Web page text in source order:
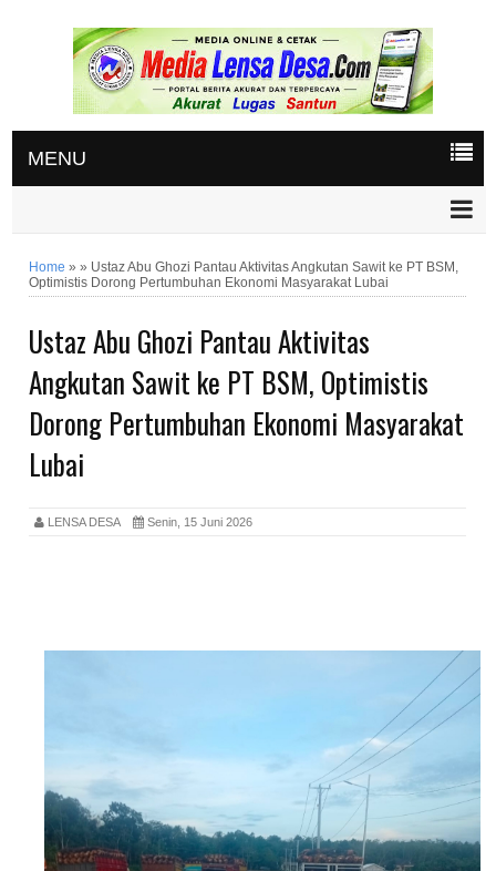
MENU
Home »» Ustaz Abu Ghozi Pantau Aktivitas Angkutan Sawit ke PT BSM,
Optimistis Dorong Pertumbuhan Ekonomi Masyarakat Lubai
Ustaz Abu Ghozi Pantau Aktivitas
Angkutan Sawit ke PT BSM, Optimistis
Dorong Pertumbuhan Ekonomi Masyarakat
Lubai
LENSA DESA Senin, 15 Juni 2026